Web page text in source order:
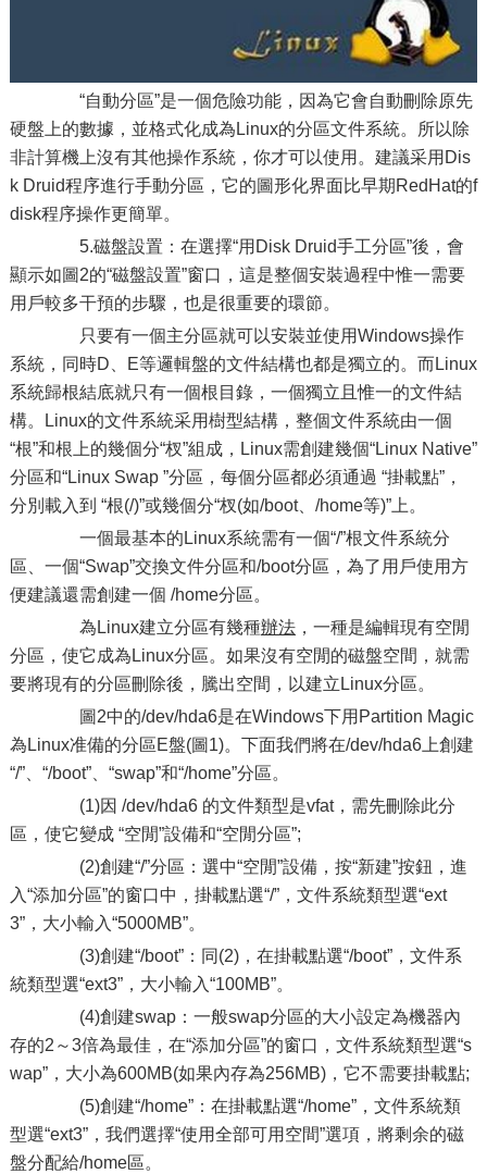
“自動分區”是一個危險功能，因為它會自動刪除原先
硬盤上的數據，並格式化成為Linux的分區文件系統。所以除
非計算機上沒有其他操作系統，你才可以使用。建議采用Dis
k Druid程序進行手動分區，它的圖形化界面比早期RedHat的f
disk程序操作更簡單。
5.磁盤設置：在選擇“用Disk Druid手工分區”後，會
顯示如圖2的“磁盤設置”窗口，這是整個安裝過程中惟一需要
用戶較多干預的步驟，也是很重要的環節。
只要有一個主分區就可以安裝並使用Windows操作
系統，同時D、E等邏輯盤的文件結構也都是獨立的。而Linux
系統歸根結底就只有一個根目錄，一個獨立且惟一的文件結
構。Linux的文件系統采用樹型結構，整個文件系統由一個
“根”和根上的幾個分“杈”組成，Linux需創建幾個“Linux Native”
分區和“Linux Swap ”分區，每個分區都必須通過 “掛載點”，
分別載入到 “根(/)”或幾個分“杈(如/boot、/home等)”上。
一個最基本的Linux系統需有一個“/”根文件系統分
區、一個“Swap”交換文件分區和/boot分區，為了用戶使用方
便建議還需創建一個 /home分區。
為Linux建立分區有幾種辦法，一種是編輯現有空閒
分區，使它成為Linux分區。如果沒有空閒的磁盤空間，就需
要將現有的分區刪除後，騰出空間，以建立Linux分區。
圖2中的/dev/hda6是在Windows下用Partition Magic
為Linux准備的分區E盤(圖1)。下面我們將在/dev/hda6上創建
“/”、“/boot”、“swap”和“/home”分區。
(1)因 /dev/hda6 的文件類型是vfat，需先刪除此分
區，使它變成 “空閒”設備和“空閒分區”;
(2)創建“/”分區：選中“空閒”設備，按“新建”按鈕，進
入“添加分區”的窗口中，掛載點選“/”，文件系統類型選“ext
3”，大小輸入“5000MB”。
(3)創建“/boot”：同(2)，在掛載點選“/boot”，文件系
統類型選“ext3”，大小輸入“100MB”。
(4)創建swap：一般swap分區的大小設定為機器內
存的2～3倍為最佳，在“添加分區”的窗口，文件系統類型選“s
wap”，大小為600MB(如果內存為256MB)，它不需要掛載點;
(5)創建“/home”：在掛載點選“/home”，文件系統類
型選“ext3”，我們選擇“使用全部可用空間”選項，將剩余的磁
盤分配給/home區。